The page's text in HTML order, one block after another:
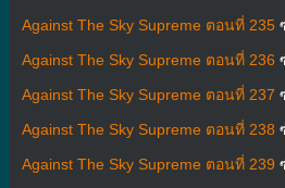
Against The Sky Supreme ตอนที่ 235
Against The Sky Supreme ตอนที่ 236
Against The Sky Supreme ตอนที่ 237
Against The Sky Supreme ตอนที่ 238
Against The Sky Supreme ตอนที่ 239